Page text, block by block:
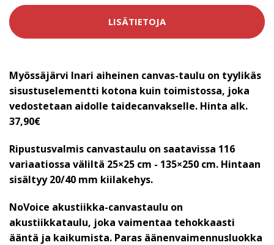
LISÄTIETOJA
Myössäjärvi Inari aiheinen canvas-taulu on tyylikäs
sisustuselementti kotona kuin toimistossa, joka
vedostetaan aidolle taidecanvakselle. Hinta alk.
37,90€
Ripustusvalmis canvastaulu on saatavissa 116
variaatiossa väliltä 25×25 cm - 135×250 cm. Hintaan
sisältyy 20/40 mm kiilakehys.
NoVoice akustiikka-canvastaulu on
akustiikkataulu, joka vaimentaa tehokkaasti
ääntä ja kaikumista. Paras äänenvaimennusluokka